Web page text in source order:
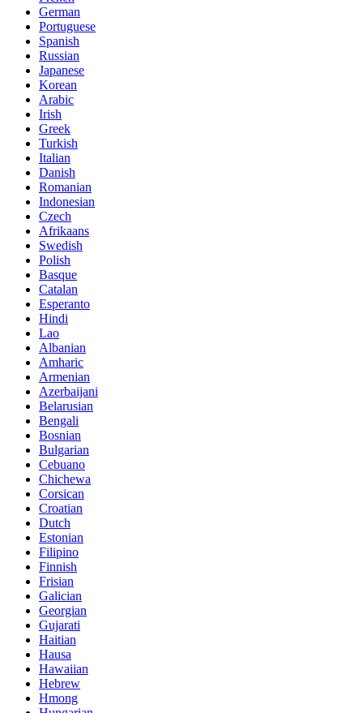
German
Portuguese
Spanish
Russian
Japanese
Korean
Arabic
Irish
Greek
Turkish
Italian
Danish
Romanian
Indonesian
Czech
Afrikaans
Swedish
Polish
Basque
Catalan
Esperanto
Hindi
Lao
Albanian
Amharic
Armenian
Azerbaijani
Belarusian
Bengali
Bosnian
Bulgarian
Cebuano
Chichewa
Corsican
Croatian
Dutch
Estonian
Filipino
Finnish
Frisian
Galician
Georgian
Gujarati
Haitian
Hausa
Hawaiian
Hebrew
Hmong